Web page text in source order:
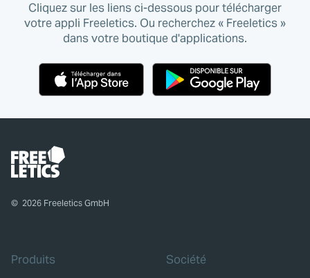
Cliquez sur les liens ci-dessous pour télécharger
votre appli Freeletics. Ou recherchez « Freeletics »
dans votre boutique d'applications.
© 2026 Freeletics GmbH
Produits Société